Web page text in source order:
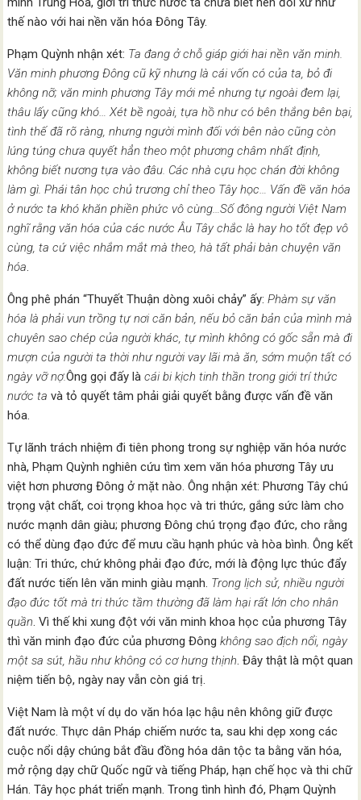
thế nào với hai nền văn hóa Đông Tây.
Phạm Quỳnh nhận xét: Ta đang ở chỗ giáp giới hai nền văn minh.
Văn minh phương Đông cũ kỹ nhưng là cái vốn có của ta, bỏ đi
không nỡ; văn minh phương Tây mới mẻ nhưng tự ngoài đem lại,
thâu lấy cũng khó… Xét bề ngoài, tựa hồ như có bên thắng bên bại,
tình thế đã rõ ràng, nhưng người mình đối với bên nào cũng còn
lúng túng chưa quyết hẳn theo một phương châm nhất định,
không biết nương tựa vào đâu. Các nhà cựu học chán đời không
làm gì. Phái tân học chủ trương chỉ theo Tây học… Vấn đề văn hóa
ở nước ta khó khăn phiền phức vô cùng…Số đông người Việt Nam
nghĩ rằng văn hóa của các nước Âu Tây chắc là hay ho tốt đẹp vô
cùng, ta cứ việc nhắm mắt mà theo, hà tất phải bàn chuyện văn
hóa.
Ông phê phán “Thuyết Thuận dòng xuôi chảy” ấy:Phàm sự văn
hóa là phải vun trồng tự nơi căn bản, nếu bỏ căn bản của mình mà
chuyên sao chép của người khác, tự mình không có gốc sẵn mà đi
mượn của người ta thời như người vay lãi mà ăn, sớm muộn tất có
ngày vỡ nợ.Ông gọi đấy làcái bi kịch tinh thần trong giới trí thức
nước ta và tỏ quyết tâm phải giải quyết bằng được vấn đề văn
hóa.
Tự lãnh trách nhiệm đi tiên phong trong sự nghiệp văn hóa nước
nhà, Phạm Quỳnh nghiên cứu tìm xem văn hóa phương Tây ưu
việt hơn phương Đông ở mặt nào. Ông nhận xét: Phương Tây chú
trọng vật chất, coi trọng khoa học và tri thức, gắng sức làm cho
nước mạnh dân giàu; phương Đông chú trọng đạo đức, cho rằng
có thể dùng đạo đức để mưu cầu hạnh phúc và hòa bình. Ông kết
luận: Tri thức, chứ không phải đạo đức, mới là động lực thúc đẩy
đất nước tiến lên văn minh giàu mạnh. Trong lịch sử, nhiều người
đạo đức tốt mà tri thức tầm thường đã làm hại rất lớn cho nhân
quần. Vì thế khi xung đột với văn minh khoa học của phương Tây
thì văn minh đạo đức của phương Đôngkhông sao địch nổi, ngày
một sa sút, hầu như không có cơ hưng thịnh. Đây thật là một quan
niệm tiến bộ, ngày nay vẫn còn giá trị.
Việt Nam là một ví dụ do văn hóa lạc hậu nên không giữ được
đất nước. Thực dân Pháp chiếm nước ta, sau khi dẹp xong các
cuộc nổi dậy chúng bắt đầu đồng hóa dân tộc ta bằng văn hóa,
mở rộng dạy chữ Quốc ngữ và tiếng Pháp, hạn chế học và thi chữ
Hán. Tây học phát triển mạnh. Trong tình hình đó, Phạm Quỳnh